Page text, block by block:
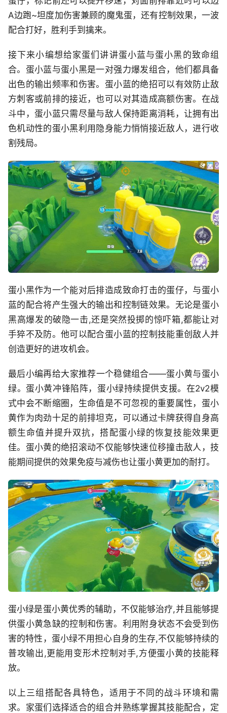
A边跑~坦度加伤害兼顾的魔鬼蛋，还有控制效果，一波
配合打好，胜利手到擒来。
接下来小编想给家蛋们讲讲蛋小蓝与蛋小黑的致命组
合。蛋小蓝与蛋小黑是一对强力爆发组合，他们都具备
出色的输出频率和伤害。蛋小蓝的绝招可以有效防止敌
方刺客或前排的接近，也可以对其造成高额伤害。在战
斗中，蛋小蓝只需尽量与敌人保持距离消耗，让拥有出
色机动性的蛋小黑利用隐身能力悄悄接近敌人，进行收
割残局。
蛋小黑作为一个能对后排造成致命打击的蛋仔，与蛋小
蓝的配合将产生强大的输出和控制链效果。无论是蛋小
黑高爆发的破隐一击,还是突然投掷的惊吓箱,都能让对
手猝不及防。他可以配合蛋小蓝的控制技能重创敌人并
创造更好的进攻机会。
最后小编再给大家推荐一个稳健组合——蛋小黄与蛋小
绿。蛋小黄冲锋陷阵，蛋小绿持续提供支援。在2v2模
式中会不断缩圈，生命值是不可忽视的重要属性，蛋小
黄作为肉劲十足的前排坦克，可以通过卡牌获得自身高
额生命值并提升双抗，搭配蛋小绿的恢复技能效果更
佳。蛋小黄的绝招滚动不仅能够快速位移撞击敌人，技
能期间提供的效果免疫与减伤也让蛋小黄更加的耐打。
蛋小绿是蛋小黄优秀的辅助，不仅能够治疗,并且能够提
供蛋小黄急缺的控制和伤害。利用附身状态不会受到伤
害的特性，蛋小绿不用担心自身的生存,不仅能够持续的
普攻输出,更能用变形术控制对手,方便蛋小黄的技能释
放。
以上三组搭配各具特色，适用于不同的战斗环境和需
求。家蛋们选择适合的组合并熟练掌握其技能配合，定